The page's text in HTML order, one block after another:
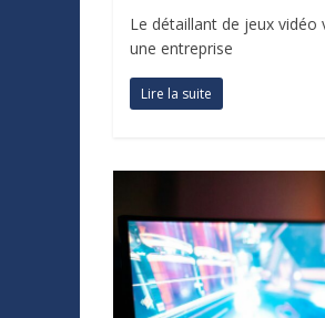
Le détaillant de jeux
une entreprise
Lire la suite